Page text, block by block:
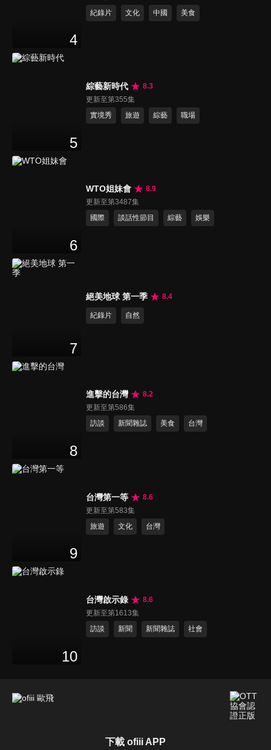
4
紀錄片
文化 中國 美食
5
綜藝新時代
8.3
更新至第355集
實境秀
旅遊 綜藝 職場
6
WTO姐妹會
8.9
更新至第3487集
國際
談話性節目 綜藝 娛樂
7
絕美地球 第一季 8.4
紀錄片 自然
8
進擊的台灣
8.2
更新至第586集
訪談
新聞雜誌 美食 台灣
9
台灣第一等
8.6
更新至第583集
旅遊
文化 台灣
10
台灣啟示錄
8.6
更新至第1613集
訪談
新聞 新聞雜誌 社會
下載 ofiii APP